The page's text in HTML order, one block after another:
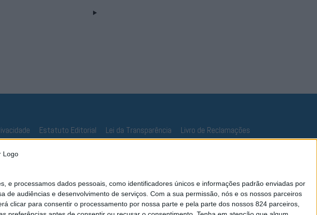
e processamos dados pessoais, como identificadores únicos e informações padrão enviadas por
de audiências e desenvolvimento de serviços. Com a sua permissão, nós e os nossos parceiros
clicar para consentir o processamento por nossa parte e pela parte dos nossos 824 parceiros,
Estatuto Editorial Lei da Transparência Livro de Reclamações